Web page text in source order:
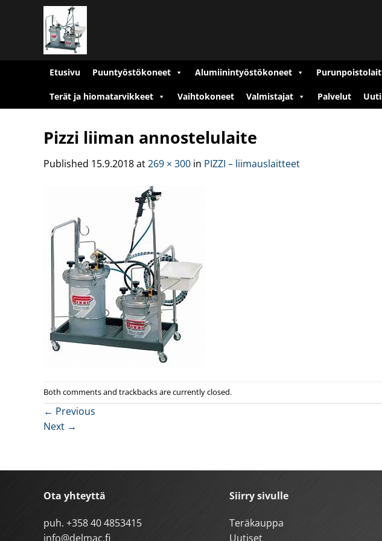
Etusivu Puuntyöstökoneet Alumiinintyöstökoneet
Terät ja hiomatarvikkeet Vaihtokoneet Valmistajat Palvelut
Pizzi liiman annostelulaite
Published 15.9.2018at269 × 300 in PIZZI – liimauslaitteet
Both comments and trackbacks are currently closed.
← Previous
Next →
Ota yhteyttä
puh. +358 40 4853415
info@delmac.fi
Siirry sivulle
Teräkauppa
Uutiset